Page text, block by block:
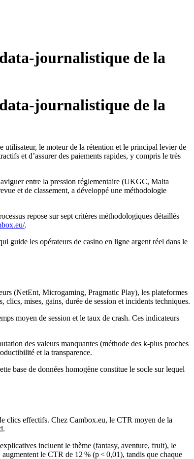
de la
de la
utilisateur, le moteur de la rétention et le principal levier de
et d’assurer des paiements rapides, y compris le très
entre la pression réglementaire (UKGC, Malta
et de classement, a développé une méthodologie
repose sur sept critères méthodologiques détaillés
.
guide les opérateurs de casino en ligne argent réel dans le
(NetEnt, Microgaming, Pragmatic Play), les plateformes
mises, gains, durée de session et incidents techniques.
moyen de session et le taux de crash. Ces indicateurs
des valeurs manquantes (méthode des k‑plus proches
et la transparence.
base de données homogène constitue le socle sur lequel
clics effectifs. Chez Cambox.eu, le CTR moyen de la
incluent le thème (fantasy, aventure, fruit), le
le CTR de 12 % (p < 0,01), tandis que chaque